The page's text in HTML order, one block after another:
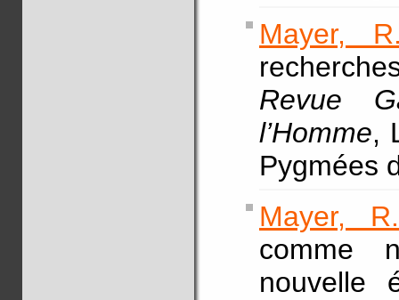
Mayer,
Revue
l’Homme,
Pygmées
Mayer, R.
comme
nouvelle